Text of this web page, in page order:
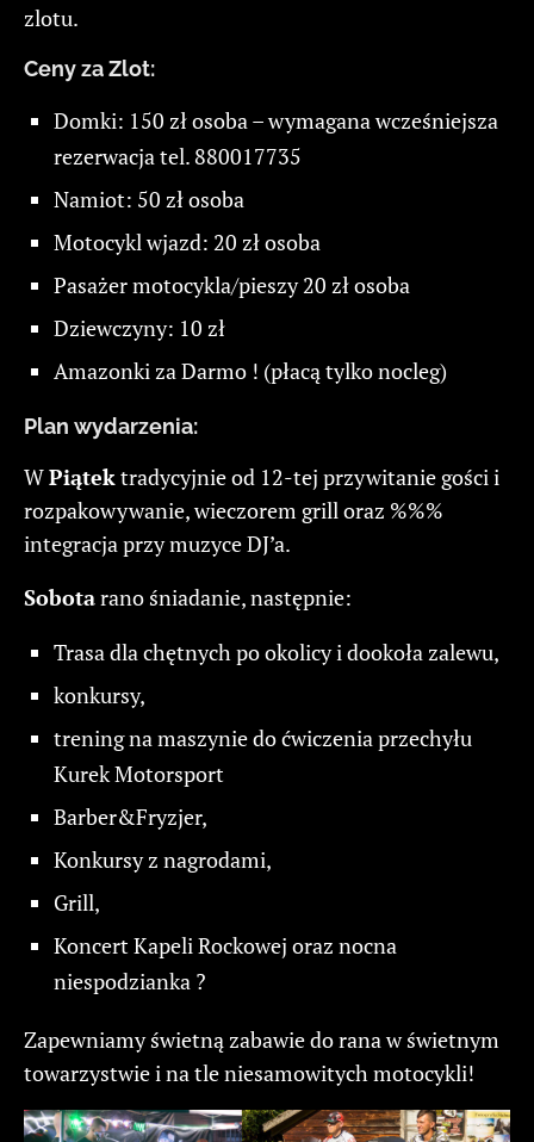
zlotu.
Ceny za Zlot:
Domki: 150 zł osoba – wymagana wcześniejsza
rezerwacja tel. 880017735
Namiot: 50 zł osoba
Motocykl wjazd: 20 zł osoba
Pasażer motocykla/pieszy 20 zł osoba
Dziewczyny: 10 zł
Amazonki za Darmo ! (płacą tylko nocleg)
Plan wydarzenia:
WPiątektradycyjnie od 12-tej przywitanie gości i
rozpakowywanie, wieczorem grill oraz %%%
integracja przy muzyce DJ’a.
Sobotarano śniadanie, następnie:
Trasa dla chętnych po okolicy i dookoła zalewu,
konkursy,
trening na maszynie do ćwiczenia przechyłu
Kurek Motorsport
Barber&Fryzjer,
Konkursy z nagrodami,
Grill,
Koncert Kapeli Rockowej oraz nocna
niespodzianka ?
Zapewniamy świetną zabawie do rana w świetnym
towarzystwie i na tle niesamowitych motocykli!